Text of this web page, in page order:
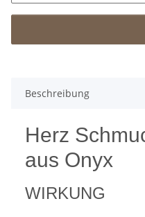
Beschreibung
Herz
aus Onyx
WIRKUNG